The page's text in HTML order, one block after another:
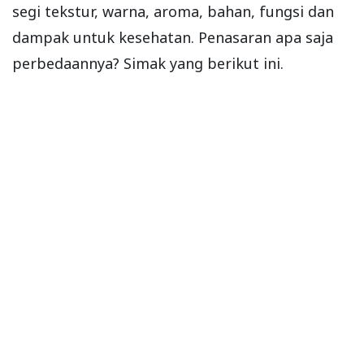
segi tekstur, warna, aroma, bahan, fungsi dan
dampak untuk kesehatan. Penasaran apa saja
perbedaannya? Simak yang berikut ini.